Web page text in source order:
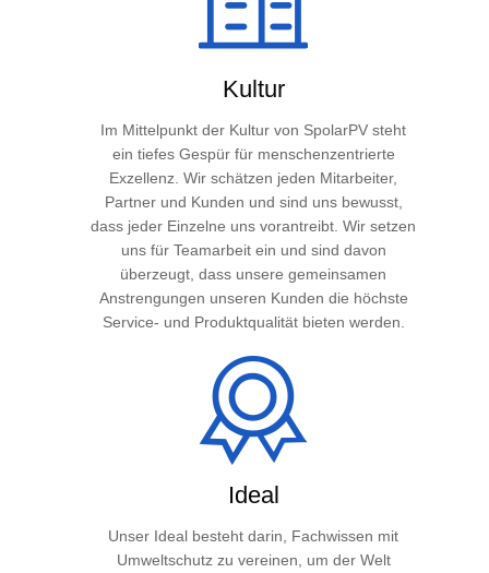
Kultur
Im Mittelpunkt der Kultur von SpolarPV steht
ein tiefes Gespür für menschenzentrierte
Exzellenz. Wir schätzen jeden Mitarbeiter,
Partner und Kunden und sind uns bewusst,
dass jeder Einzelne uns vorantreibt. Wir setzen
uns für Teamarbeit ein und sind davon
überzeugt, dass unsere gemeinsamen
Anstrengungen unseren Kunden die höchste
Service- und Produktqualität bieten werden.
Ideal
Unser Ideal besteht darin, Fachwissen mit
Umweltschutz zu vereinen, um der Welt